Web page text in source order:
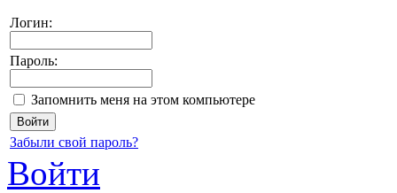
Логин:
Пароль:
Запомнить меня на этом компьютере
Забыли свой пароль?
Войти